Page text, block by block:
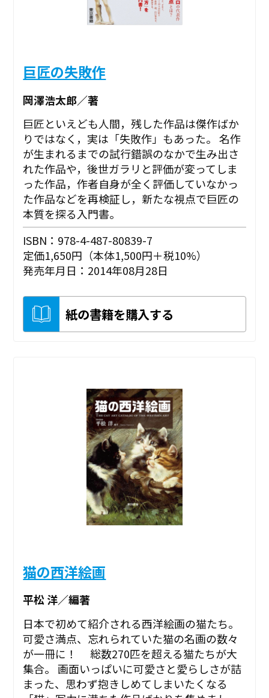
巨匠の失敗作
岡澤浩太郎／著
巨匠といえども人間，残した作品は傑作ばか
りではなく，実は「失敗作」もあった。 名作
が生まれるまでの試行錯誤のなかで生み出さ
れた作品や，後世ガラリと評価が変ってしま
った作品，作者自身が全く評価していなかっ
た作品などを再検証し，新たな視点で巨匠の
本質を探る入門書。
ISBN：978-4-487-80839-7
定価1,650円（本体1,500円＋税10%）
発売年月日：2014年08月28日
紙の書籍を購入する
猫の西洋絵画
平松 洋／編著
日本で初めて紹介される西洋絵画の猫たち。
可愛さ満点、忘れられていた猫の名画の数々
が一冊に！ 総数270匹を超える猫たちが大
集合。 画面いっぱいに可愛さと愛らしさが詰
まった、思わず抱きしめてしまいたくなる